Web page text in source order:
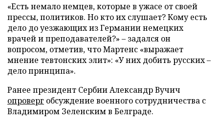
«Есть немало немцев, которые в ужасе от своей
прессы, политиков. Но кто их слушает? Кому есть
дело до уезжающих из Германии немецких
врачей и преподавателей?» – задался он
вопросом, отметив, что Мартенс «выражает
мнение тевтонских элит»: «У них добить русских –
дело принципа».
Ранее президент Сербии Александр Вучич
опроверг обсуждение военного сотрудничества с
Владимиром Зеленским в Белграде.